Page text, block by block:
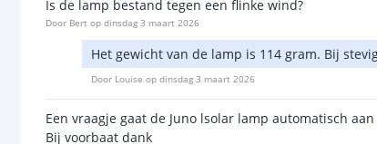
Is de lamp bestand tegen een flinke wind?
Door Bert op dinsdag 3 maart 2026
Het gewicht van de lamp is 114 gram. Bij
Door Louise op dinsdag 3 maart 2026
Een vraagje gaat de Juno lsolar lamp automatisch
Bij voorbaat dank